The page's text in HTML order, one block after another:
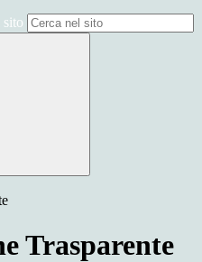
sito
Trasparente